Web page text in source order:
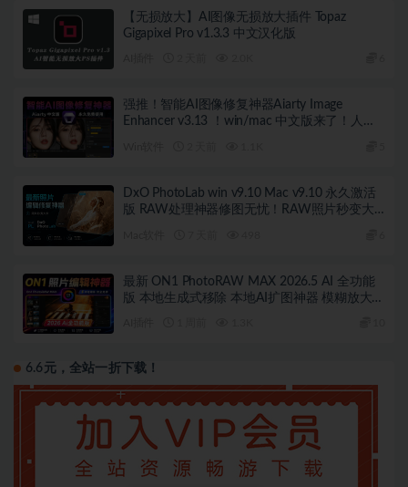
【无损放大】AI图像无损放大插件 Topaz
Gigapixel Pro v1.3.3 中文汉化版
强推！智能AI图像修复神器Aiarty Image
Enhancer v3.13 ！win/mac 中文版来了！人脸
DxO PhotoLab win v9.10 Mac v9.10 永久激活
版 RAW处理神器修图无忧！RAW照片秒变大
最新 ON1 PhotoRAW MAX 2026.5 AI 全功能
版 本地生成式移除 本地AI扩图神器 模糊放大！
6.6元，全站一折下载！